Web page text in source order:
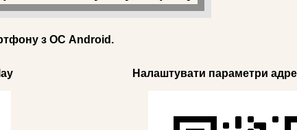
з ОС Android.
Налаштувати параметри